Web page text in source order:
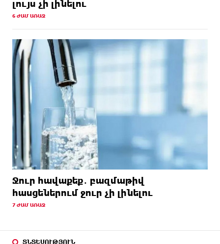
լույս չի լինելու
6 ԺԱՄ ԱՌԱՋ
Ջուր հավաքեք․ բազմաթիվ
հասցեներում ջուր չի լինելու
7 ԺԱՄ ԱՌԱՋ
ՏՆՏԵՍՈՒԹՅՈՒՆ